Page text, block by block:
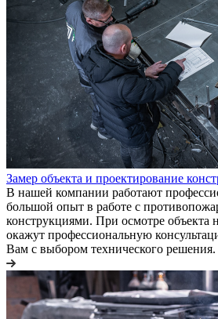
Замер объекта и проектирование
В нашей компании работают
большой опыт в работе с
конструкциями. При осмотре объекта
окажут профессиональную
Вам с выбором технического решения.